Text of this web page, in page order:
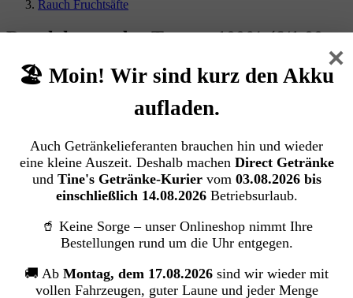
Rauch Fruchtsäfte
Rauch happy day Tomate 100% (6/1,00
Ltr. Tetra EINWEG)
Bildergalerie überspringen
×
🏖️ Moin! Wir sind kurz den Akku
aufladen.
Auch Getränkelieferanten brauchen hin und wieder
eine kleine Auszeit. Deshalb machen Direct Getränke
und Tine's Getränke-Kuriervom 03.08.2026 bis
einschließlich 14.08.2026Betriebsurlaub.
🥤 Keine Sorge – unser Onlineshop nimmt Ihre
Bestellungen rund um die Uhr entgegen.
🚚 Ab Montag, dem 17.08.2026 sind wir wieder mit
vollen Fahrzeugen, guter Laune und jeder Menge